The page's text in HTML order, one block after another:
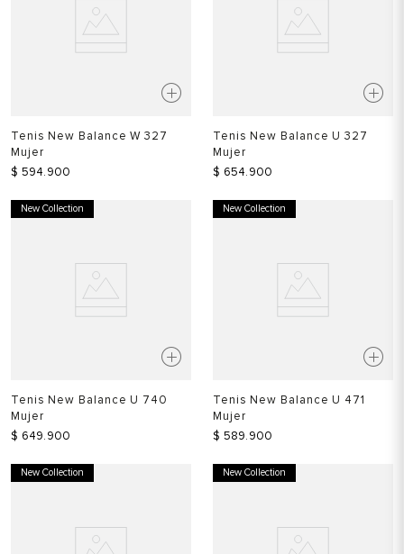
Tenis New Balance W 327
Mujer
$ 594.900
Tenis New Balance U 327
Mujer
$ 654.900
New Collection
Tenis New Balance U 740
Mujer
$ 649.900
New Collection
Tenis New Balance U 471
Mujer
$ 589.900
New Collection New Collection